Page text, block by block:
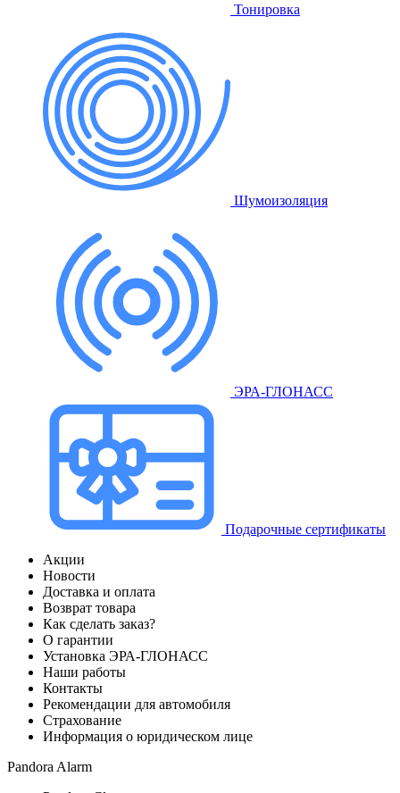
Тонировка
Шумоизоляция
ЭРА-ГЛОНАСС
Подарочные сертификаты
Акции
Новости
Доставка и оплата
Возврат товара
Как сделать заказ?
О гарантии
Установка ЭРА-ГЛОНАСС
Наши работы
Контакты
Рекомендации для автомобиля
Страхование
Информация о юридическом лице
Pandora Alarm